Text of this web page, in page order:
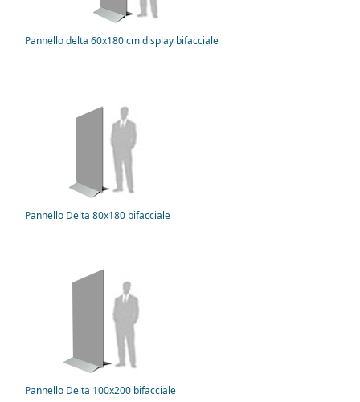
Pannello delta 60x180 cm display bifacciale
Pannello Delta 80x180 bifacciale
Pannello Delta 100x200 bifacciale